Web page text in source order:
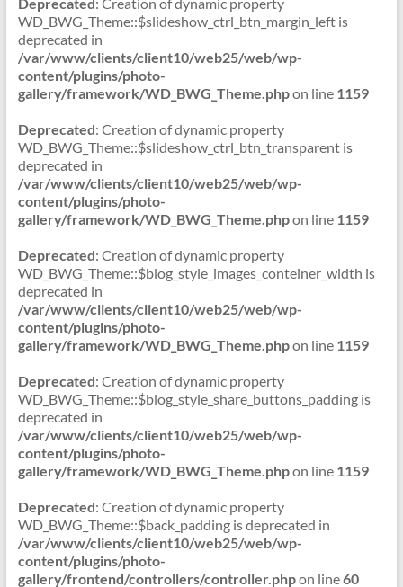
WD_BWG_Theme::$slideshow_ctrl_btn_margin_left is
deprecated in
/var/www/clients/client10/web25/web/wp-
content/plugins/photo-
gallery/framework/WD_BWG_Theme.phpon line 1159
Deprecated: Creation of dynamic property
WD_BWG_Theme::$slideshow_ctrl_btn_transparent is
deprecated in
/var/www/clients/client10/web25/web/wp-
content/plugins/photo-
gallery/framework/WD_BWG_Theme.phpon line 1159
Deprecated: Creation of dynamic property
WD_BWG_Theme::$blog_style_images_conteiner_width is
deprecated in
/var/www/clients/client10/web25/web/wp-
content/plugins/photo-
gallery/framework/WD_BWG_Theme.phpon line 1159
Deprecated: Creation of dynamic property
WD_BWG_Theme::$blog_style_share_buttons_padding is
deprecated in
/var/www/clients/client10/web25/web/wp-
content/plugins/photo-
gallery/framework/WD_BWG_Theme.phpon line 1159
Deprecated: Creation of dynamic property
WD_BWG_Theme::$back_padding is deprecated in
/var/www/clients/client10/web25/web/wp-
content/plugins/photo-
gallery/frontend/controllers/controller.phpon line60